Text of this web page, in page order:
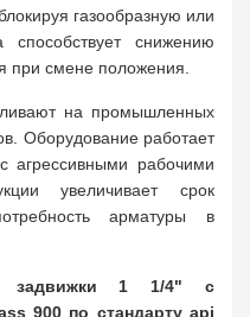
газообразную или
снижению
при смене положения.
на промышленных
Оборудование работает
агрессивными рабочими
увеличивает срок
арматуры в
задвижки 1 1/4" с
900 по стандарту api